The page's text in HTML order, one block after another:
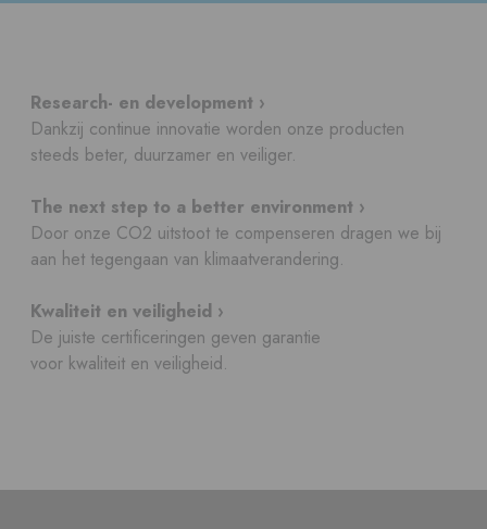
Research- en development ›
Dankzij continue innovatie worden onze producten
steeds beter, duurzamer en veiliger.
The next step to a better environment ›
Door onze CO2 uitstoot te compenseren dragen we bij
aan het tegengaan van klimaatverandering.
Kwaliteit en veiligheid ›
De juiste certificeringen geven garantie
voor kwaliteit en veiligheid.